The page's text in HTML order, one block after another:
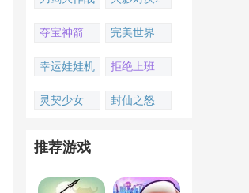
夺宝神箭 完美世界
幸运娃娃机 拒绝上班
灵契少女 封仙之怒
推荐游戏